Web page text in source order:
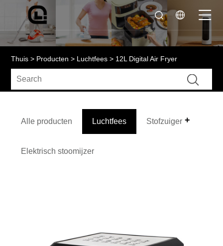
Thuis > Producten > Luchtfees > 12L Digital Air Fryer
Alle producten Luchtfees Stofzuiger
Elektrisch stoomijzer